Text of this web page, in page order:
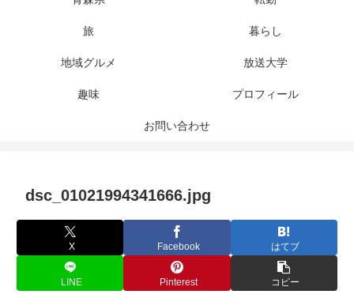
旅 暮らし
地域グルメ 放送大学
趣味 プロフィール
お問い合わせ
dsc_01021994341666.jpg
X Facebook はてブ
LINE Pinterest コピー